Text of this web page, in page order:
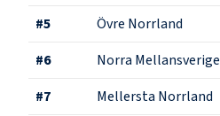
#5 Övre Norrland
#6 Norra Mellansverige
#7 Mellersta Norrland